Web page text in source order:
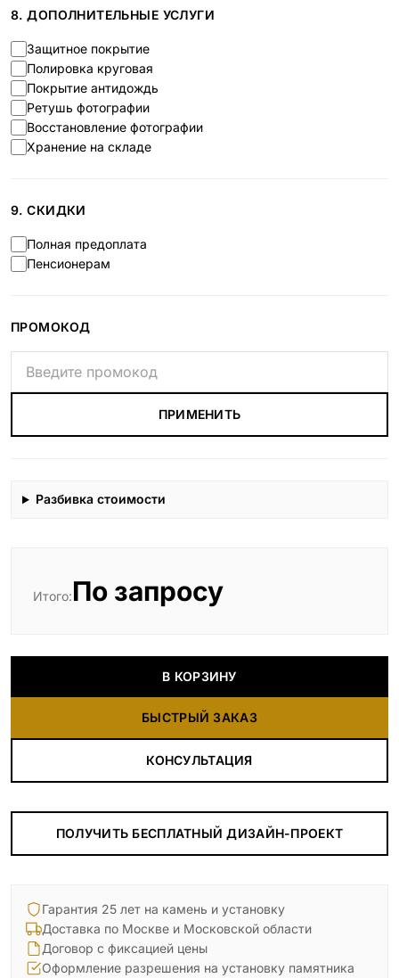
8. ДОПОЛНИТЕЛЬНЫЕ УСЛУГИ
Защитное покрытие
Полировка круговая
Покрытие антидождь
Ретушь фотографии
Восстановление фотографии
Хранение на складе
9. СКИДКИ
Полная предоплата
Пенсионерам
ПРОМОКОД
ПРИМЕНИТЬ
Разбивка стоимости
Итого:По запросу
В КОРЗИНУ
БЫСТРЫЙ ЗАКАЗ
КОНСУЛЬТАЦИЯ
ПОЛУЧИТЬ БЕСПЛАТНЫЙ ДИЗАЙН-ПРОЕКТ
Гарантия 25 лет на камень и установку
Доставка по Москве и Московской области
Договор с фиксацией цены
Оформление разрешения на установку памятника